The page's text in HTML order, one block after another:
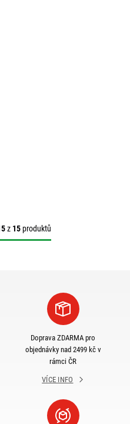
z 15produktů
Doprava ZDARMA pro
objednávky nad 2499 kč v
rámci ČR
VÍCE INFO